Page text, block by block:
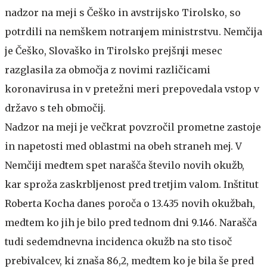
nadzor na meji s Češko in avstrijsko Tirolsko, so
potrdili na nemškem notranjem ministrstvu. Nemčija
je Češko, Slovaško in Tirolsko prejšnji mesec
razglasila za območja z novimi različicami
koronavirusa in v pretežni meri prepovedala vstop v
državo s teh območij.
Nadzor na meji je večkrat povzročil prometne zastoje
in napetosti med oblastmi na obeh straneh mej. V
Nemčiji medtem spet narašča število novih okužb,
kar sproža zaskrbljenost pred tretjim valom. Inštitut
Roberta Kocha danes poroča o 13.435 novih okužbah,
medtem ko jih je bilo pred tednom dni 9.146. Narašča
tudi sedemdnevna incidenca okužb na sto tisoč
prebivalcev, ki znaša 86,2, medtem ko je bila še pred